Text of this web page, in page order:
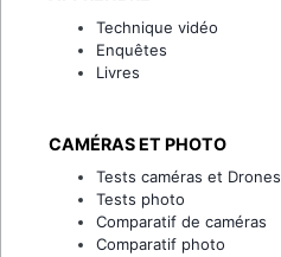
Technique vidéo
Enquêtes
Livres
CAMÉRAS ET PHOTO
Tests caméras et Drones
Tests photo
Comparatif de caméras
Comparatif photo